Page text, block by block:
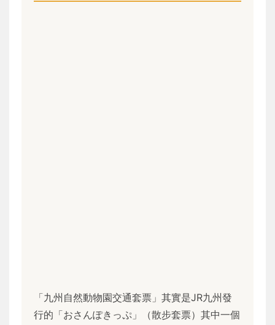
「九州自然動物園交通套票」其實是JR九州發
行的「おさんぽきっぷ」（散步套票）其中一個